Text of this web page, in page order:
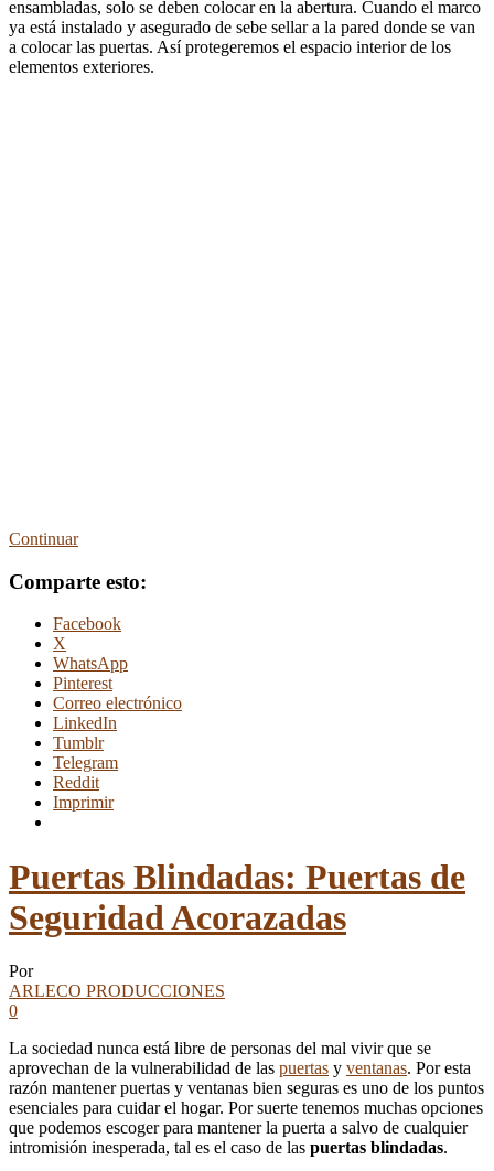
ensambladas, solo se deben colocar en la abertura. Cuando el marco
ya está instalado y asegurado de sebe sellar a la pared donde se van
a colocar las puertas. Así protegeremos el espacio interior de los
elementos exteriores.
Continuar
Comparte esto:
Facebook
X
WhatsApp
Pinterest
Correo electrónico
LinkedIn
Tumblr
Telegram
Reddit
Imprimir
Puertas Blindadas: Puertas de
Seguridad Acorazadas
Por
ARLECO PRODUCCIONES
0
La sociedad nunca está libre de personas del mal vivir que se
aprovechan de la vulnerabilidad de las puertas y ventanas. Por esta
razón mantener puertas y ventanas bien seguras es uno de los puntos
esenciales para cuidar el hogar. Por suerte tenemos muchas opciones
que podemos escoger para mantener la puerta a salvo de cualquier
intromisión inesperada, tal es el caso de las puertas blindadas.